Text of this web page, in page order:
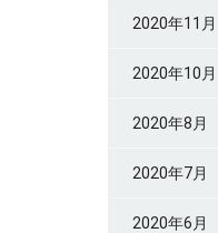
2020年11月
2020年10月
2020年8月
2020年7月
2020年6月